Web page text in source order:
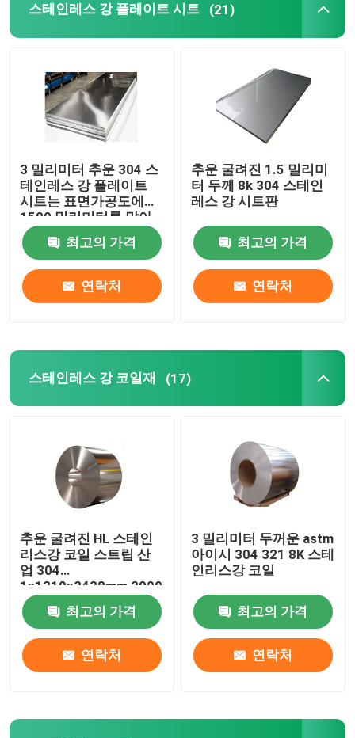
스테인레스 강 플레이트 시트 (21)
3 밀리미터 추운 304 스
테인레스 강 플레이트
시트는 표면가공도에게
1500 밀리미터를 말아
주었습니다
최고의 가격
연락처
추운 굴려진 1.5 밀리미
터 두께 8k 304 스테인
레스 강 시트판
최고의 가격
연락처
스테인레스 강 코일재 (17)
추운 굴려진 HL 스테인
리스강 코일 스트립 산
업 304
1x1219x2438mm 2000
밀리미터
최고의 가격
연락처
3 밀리미터 두꺼운 astm
아이시 304 321 8K 스테
인리스강 코일
최고의 가격
연락처